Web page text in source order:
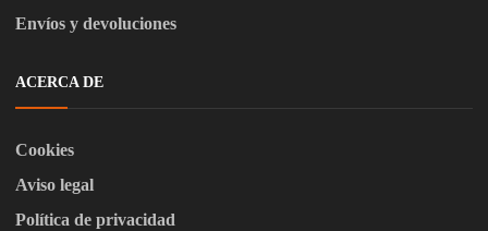
Envíos y devoluciones
ACERCA DE
Cookies
Aviso legal
Política de privacidad